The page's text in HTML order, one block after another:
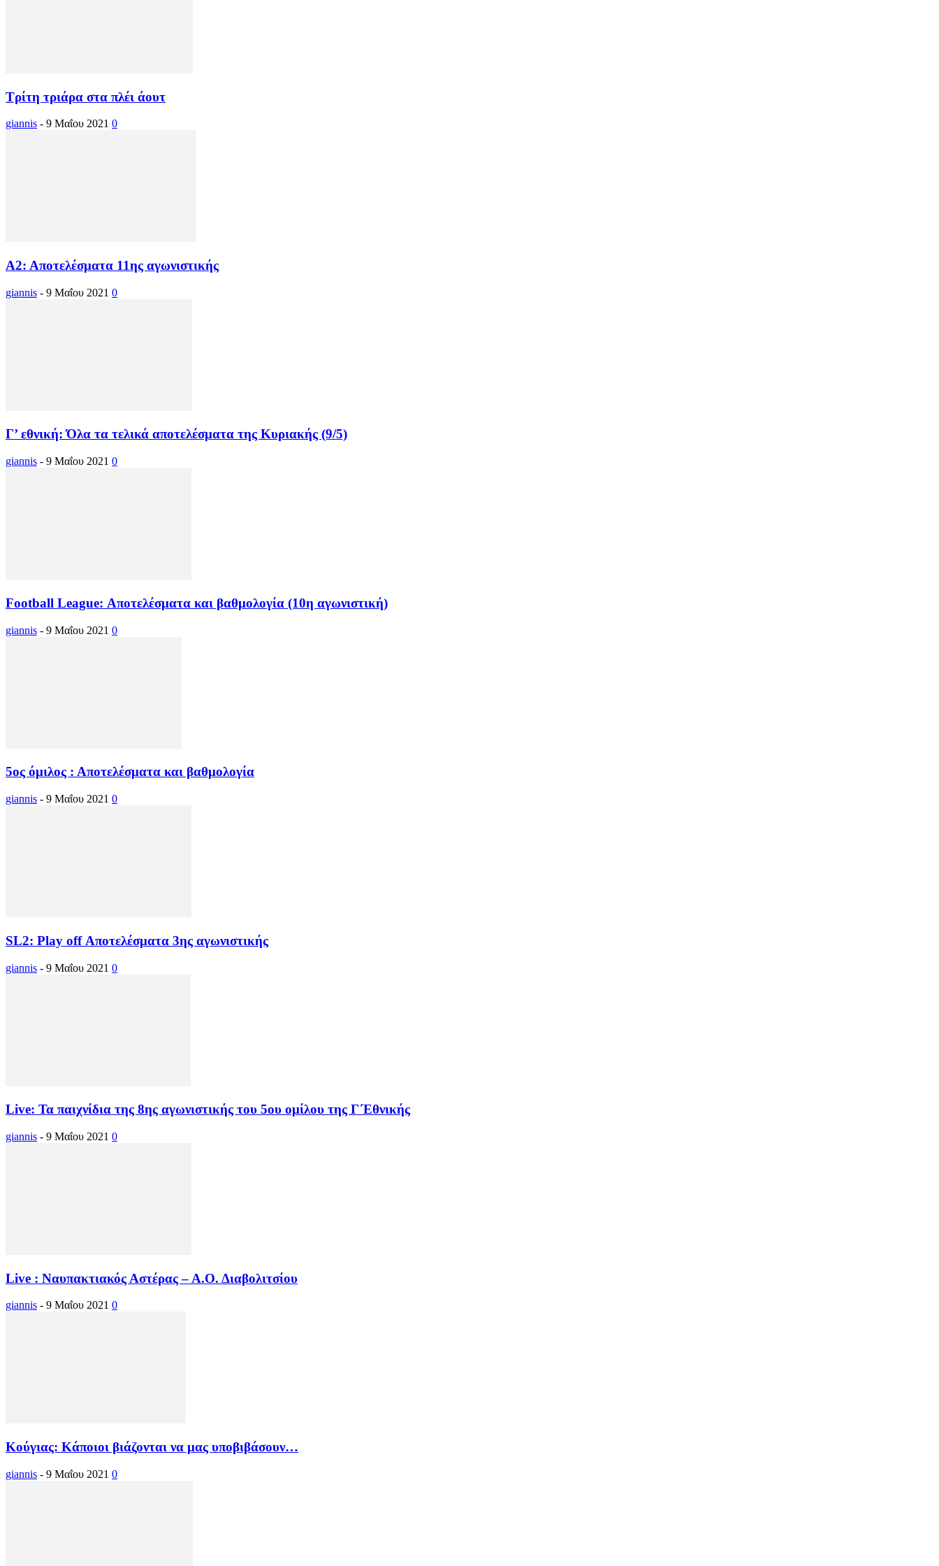
Τρίτη τριάρα στα πλέι άουτ
giannis - 9 Μαΐου 2021 0
Α2: Αποτελέσματα 11ης αγωνιστικής
giannis - 9 Μαΐου 2021 0
Γ’ εθνική: Όλα τα τελικά αποτελέσματα της Κυριακής (9/5)
giannis - 9 Μαΐου 2021 0
Football League: Αποτελέσματα και βαθμολογία (10η αγωνιστική)
giannis - 9 Μαΐου 2021 0
5ος όμιλος : Αποτελέσματα και βαθμολογία
giannis - 9 Μαΐου 2021 0
SL2: Play off Αποτελέσματα 3ης αγωνιστικής
giannis - 9 Μαΐου 2021 0
Live: Τα παιχνίδια της 8ης αγωνιστικής του 5ου ομίλου της Γ΄Εθνικής
giannis - 9 Μαΐου 2021 0
Live : Ναυπακτιακός Αστέρας – Α.Ο. Διαβολιτσίου
giannis - 9 Μαΐου 2021 0
Κούγιας: Κάποιοι βιάζονται να μας υποβιβάσουν…
giannis - 9 Μαΐου 2021 0